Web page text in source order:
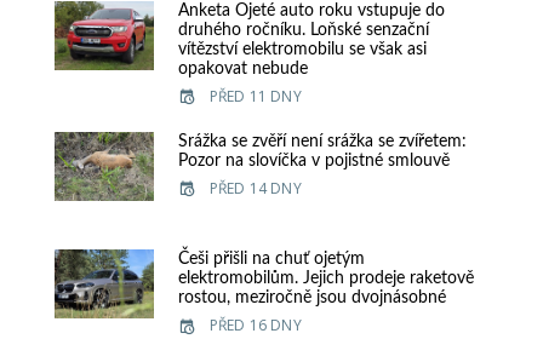
Anketa Ojeté auto roku vstupuje do
druhého ročníku. Loňské senzační
vítězství elektromobilu se však asi
opakovat nebude
PŘED 11 DNY
Srážka se zvěří není srážka se zvířetem:
Pozor na slovíčka v pojistné smlouvě
PŘED 14 DNY
Češi přišli na chuť ojetým
elektromobilům. Jejich prodeje raketově
rostou, meziročně jsou dvojnásobné
PŘED 16 DNY